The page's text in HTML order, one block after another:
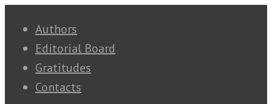
content
Authors
Editorial Board
Gratitudes
Contacts